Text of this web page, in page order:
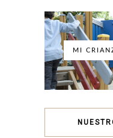
MI